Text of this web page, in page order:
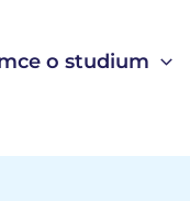
o studium